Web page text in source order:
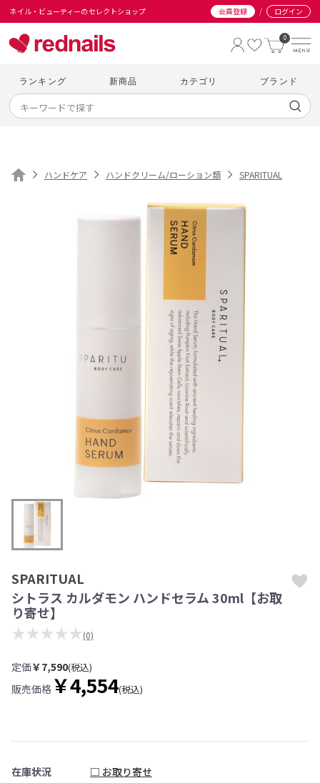
ネイル・ビューティーのセレクトショップ 会員登録 / ログイン
0
ランキング 新商品 カテゴリ ブランド
ハンドケア ハンドクリーム/ローション類 SPARITUAL
SPARITUAL
シトラス カルダモン ハンドセラム 30ml【お取
り寄せ】
★★★★★ (0)
定価￥7,590(税込)
販売価格 ￥4,554(税込)
在庫状況 □ お取り寄せ